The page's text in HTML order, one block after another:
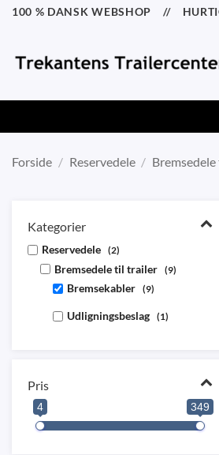
Fortsæt
100 % DANSK WEBSHOP //
Forside / Reservedele /
Kategorier
Reservedele (2)
Bremsedele til trailer (9)
Bremsekabler (9)
Udligningsbeslag (1)
Pris
4 349